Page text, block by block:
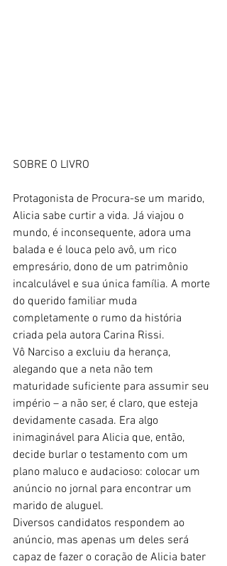
SOBRE O LIVRO
Protagonista de Procura-se um marido,
Alicia sabe curtir a vida. Já viajou o
mundo, é inconsequente, adora uma
balada e é louca pelo avô, um rico
empresário, dono de um patrimônio
incalculável e sua única família. A morte
do querido familiar muda
completamente o rumo da história
criada pela autora Carina Rissi.
Vô Narciso a excluiu da herança,
alegando que a neta não tem
maturidade suficiente para assumir seu
império – a não ser, é claro, que esteja
devidamente casada. Era algo
inimaginável para Alicia que, então,
decide burlar o testamento com um
plano maluco e audacioso: colocar um
anúncio no jornal para encontrar um
marido de aluguel.
Diversos candidatos respondem ao
anúncio, mas apenas um deles será
capaz de fazer o coração de Alicia bater